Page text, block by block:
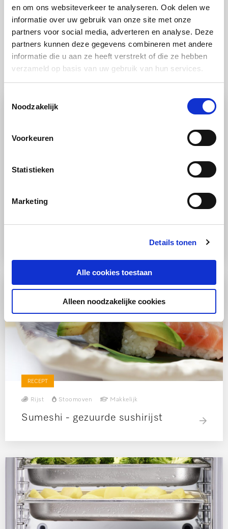
en om ons websiteverkeer te analyseren. Ook delen we
informatie over uw gebruik van onze site met onze
partners voor social media, adverteren en analyse. Deze
partners kunnen deze gegevens combineren met andere
informatie die u aan ze heeft verstrekt of die ze hebben
verzameld op basis van uw gebruik van hun services.
Noodzakelijk
Voorkeuren
Statistieken
Marketing
Details tonen
Alle cookies toestaan
Alleen noodzakelijke cookies
Ook lekker
RECEPT
RECEPT
Rijst Stoomoven Makkelijk
Sumeshi - gezuurde sushirijst